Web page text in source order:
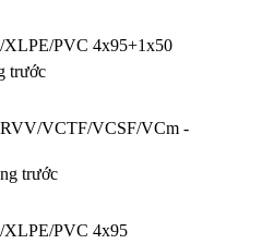
PVC 4x95+1x50
trước
VCTF/VCSF/VCm -
trước
XLPE/PVC 4x95